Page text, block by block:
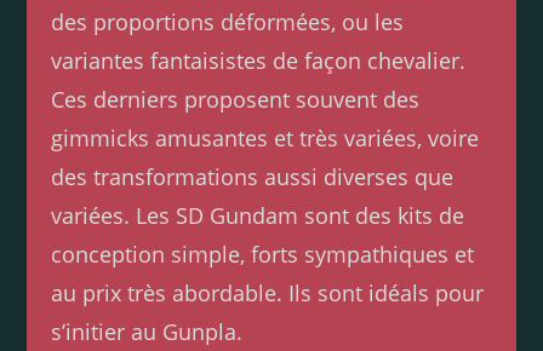
des proportions déformées, ou les
variantes fantaisistes de façon chevalier.
Ces derniers proposent souvent des
gimmicks amusantes et très variées, voire
des transformations aussi diverses que
variées. Les SD Gundam sont des kits de
conception simple, forts sympathiques et
au prix très abordable. Ils sont idéals pour
s’initier au Gunpla.